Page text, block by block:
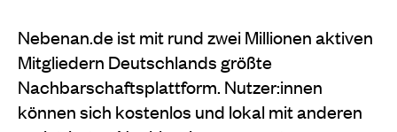
Nebenan.de ist mit rund zwei Millionen aktiven
Mitgliedern Deutschlands größte
Nachbarschaftsplattform. Nutzer:innen
können sich kostenlos und lokal mit anderen